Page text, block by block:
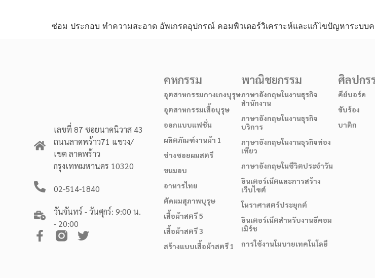
ซ่อม ประกอบ ทำความสะอาด อัพเกรดอุปกรณ์ คอมพิวเตอร์วิเคราะห์และแก้ไขปัญหาระบบ
เลขที่ 87 ซอยนาคนิวาส 43
ถนนลาดพร้าว71 แขวง/
เขต ลาดพร้าว
กรุงเทพมหานคร 10320
02-514-1840
วันจันทร์ - วันศุกร์: 9:00 น.
- 20:00
คหกรรม
อุตสาหกรรมกางเกงบุรุษ
อุตสาหกรรมเสื้อบุรุษ
ออกแบบแฟชั่น
ผลิตภัณฑ์งานผ้า 1
ช่างซอยผมสตรี
ขนมอบ
อาหารไทย
ตัดผมสุภาพบุรุษ
เสื้อผ้าสตรี 5
เสื้อผ้าสตรี 3
สร้างแบบเสื้อผ้าสตรี 1
พาณิชยกรรม
ภาษาอังกฤษในงานธุรกิจ
สำนักงาน
ภาษาอังกฤษในงานธุรกิจ
บริการ
ภาษาอังกฤษในงานธุรกิจท่อง
เที่ยว
ภาษาอังกฤษในชีวิตประจำวัน
อินเตอร์เน็ตและการสร้าง
เว็บไซต์
โหราศาสตร์ประยุกต์
อินเตอร์เน็ตสำหรับงานอีคอม
เมิร์ช
การใช้งานโมบายเทคโนโลยี
ศิลปกร
คีย์บอร์ด
ขับร้อง
บาติก